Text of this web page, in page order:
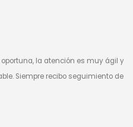
la atención es muy ágil y
Siempre recibo seguimiento de